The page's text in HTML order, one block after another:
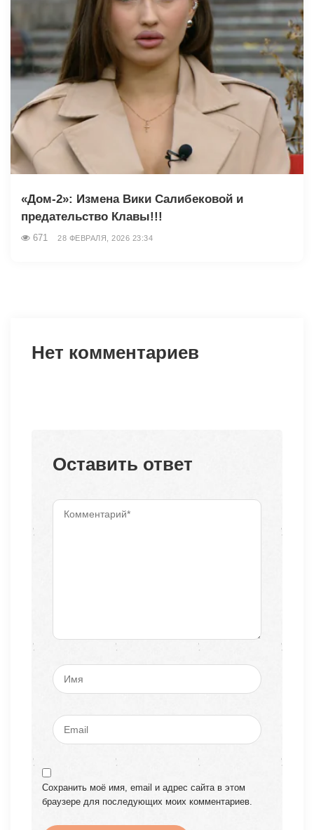
«Дом-2»: Измена Вики Салибековой и
предательство Клавы!!!
671 28 ФЕВРАЛЯ, 2026 23:34
Нет комментариев
Оставить ответ
Сохранить моё имя, email и адрес сайта в этом
браузере для последующих моих комментариев.